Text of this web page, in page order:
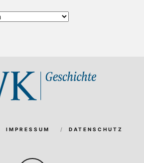
IMPRESSUM DATENSCHUTZ